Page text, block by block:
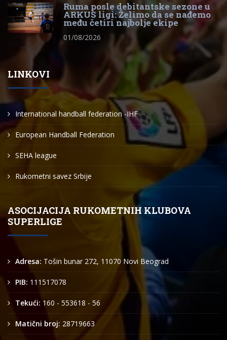
Ruma posle debitantske sezone u
ARKUS ligi: Želimo da se nađemo
među četiri najbolje ekipe
01/08/2026
LINKOVI
International handball federation -IHF
European Handball Federation
SEHA league
Rukometni savez Srbije
ASOCIJACIJA RUKOMETNIH KLUBOVA
SUPERLIGE
Adresa: Tošin bunar 272, 11070 Novi Beograd
PIB: 111517078
Tekući: 160 - 553618 - 56
Matični broj: 28719663